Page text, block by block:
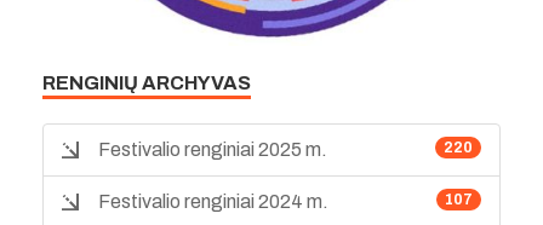
RENGINIŲ ARCHYVAS
220
Festivalio renginiai 2025 m.
107
Festivalio renginiai 2024 m.